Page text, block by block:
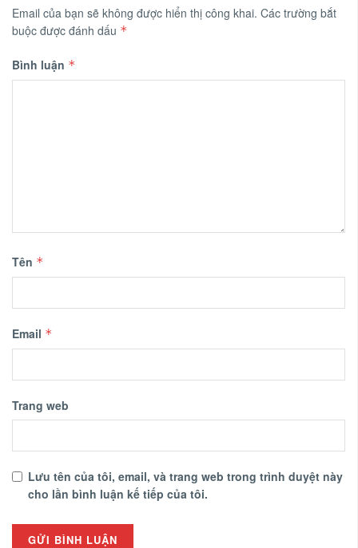
Email của bạn sẽ không được hiển thị công khai. Các trường bắt
buộc được đánh dấu *
Bình luận *
Tên *
Email *
Trang web
Lưu tên của tôi, email, và trang web trong trình duyệt này
cho lần bình luận kế tiếp của tôi.